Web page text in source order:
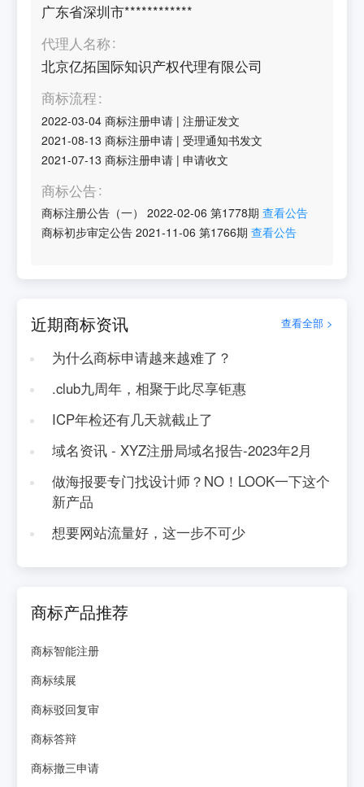
广东省深圳市************
代理人名称
北京亿拓国际知识产权代理有限公司
商标流程
2022-03-04 商标注册申请 |注册证发文
2021-08-13 商标注册申请 |受理通知书发文
2021-07-13 商标注册申请 |申请收文
商标公告
商标注册公告（一） 2022-02-06 第1778期 查看公告
商标初步审定公告 2021-11-06 第1766期 查看公告
近期商标资讯 查看全部 >
为什么商标申请越来越难了？
.club九周年，相聚于此尽享钜惠
ICP年检还有几天就截止了
域名资讯 - XYZ注册局域名报告-2023年2月
做海报要专门找设计师？NO！LOOK一下这个
新产品
想要网站流量好，这一步不可少
商标产品推荐
商标智能注册
商标续展
商标驳回复审
商标答辩
商标撤三申请